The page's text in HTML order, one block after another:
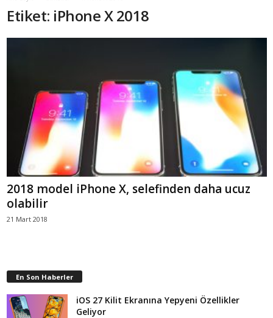
Etiket: iPhone X 2018
2018 model iPhone X, selefinden daha ucuz
olabilir
21 Mart 2018
En Son Haberler
iOS 27 Kilit Ekranına Yepyeni Özellikler
Geliyor